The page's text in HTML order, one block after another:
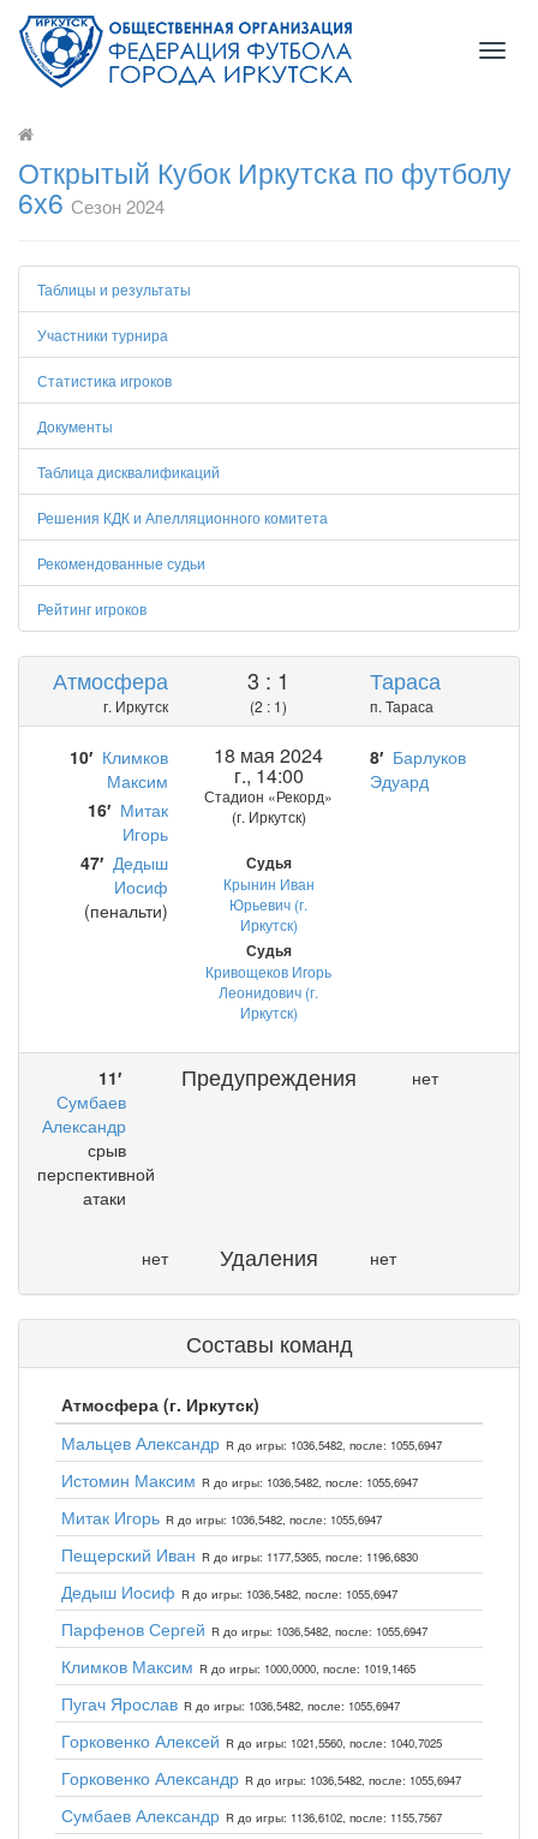
Открытый Кубок Иркутска по футболу
6х6 Сезон 2024
Таблицы и результаты
Участники турнира
Статистика игроков
Документы
Таблица дисквалификаций
Решения КДК и Апелляционного комитета
Рекомендованные судьи
Рейтинг игроков
Атмосфера
г. Иркутск
3 : 1
(2 : 1)
Тараса
п. Тараса
10′ Климков
Максим
16′ Митак
Игорь
47′ Дедыш
Иосиф
(пенальти)
18 мая 2024
г., 14:00
Стадион «Рекорд»
(г. Иркутск)
Судья
Крынин Иван
Юрьевич (г.
Иркутск)
Судья
Кривощеков Игорь
Леонидович (г.
Иркутск)
8′ Барлуков
Эдуард
11′
Сумбаев
Александр
срыв
перспективной
атаки
Предупреждения нет
нет Удаления нет
Составы команд
Атмосфера (г. Иркутск)
Мальцев Александр R до игры: 1036,5482, после: 1055,6947
Истомин Максим R до игры: 1036,5482, после: 1055,6947
Митак Игорь R до игры: 1036,5482, после: 1055,6947
Пещерский Иван R до игры: 1177,5365, после: 1196,6830
Дедыш Иосиф R до игры: 1036,5482, после: 1055,6947
Парфенов Сергей R до игры: 1036,5482, после: 1055,6947
Климков Максим R до игры: 1000,0000, после: 1019,1465
Пугач Ярослав R до игры: 1036,5482, после: 1055,6947
Горковенко Алексей R до игры: 1021,5560, после: 1040,7025
Горковенко Александр R до игры: 1036,5482, после: 1055,6947
Сумбаев Александр R до игры: 1136,6102, после: 1155,7567